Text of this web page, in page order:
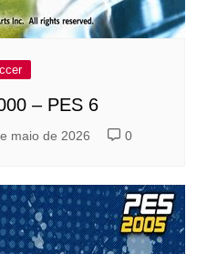
– PES 6
maio de 2026 0